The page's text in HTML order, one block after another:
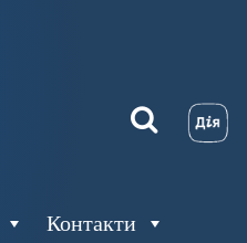
Контакти